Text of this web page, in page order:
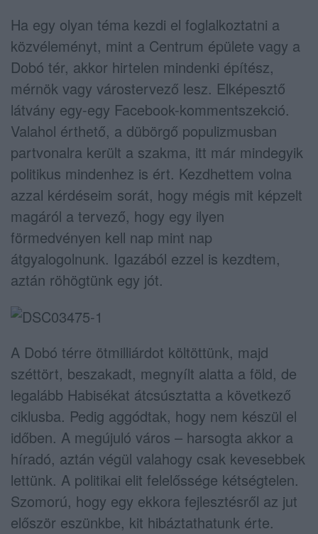
Ha egy olyan téma kezdi el foglalkoztatni a
közvéleményt, mint a Centrum épülete vagy a
Dobó tér, akkor hirtelen mindenki építész,
mérnök vagy várostervező lesz. Elképesztő
látvány egy-egy Facebook-kommentszekció.
Valahol érthető, a dübörgő populizmusban
partvonalra került a szakma, itt már mindegyik
politikus mindenhez is ért. Kezdhettem volna
azzal kérdéseim sorát, hogy mégis mit képzelt
magáról a tervező, hogy egy ilyen
förmedvényen kell nap mint nap
átgyalogolnunk. Igazából ezzel is kezdtem,
aztán röhögtünk egy jót.
A Dobó térre ötmilliárdot költöttünk, majd
széttört, beszakadt, megnyílt alatta a föld, de
legalább Habisékat átcsúsztatta a következő
ciklusba. Pedig aggódtak, hogy nem készül el
időben. A megújuló város – harsogta akkor a
híradó, aztán végül valahogy csak kevesebbek
lettünk. A politikai elit felelőssége kétségtelen.
Szomorú, hogy egy ekkora fejlesztésről az jut
először eszünkbe, kit hibáztathatunk érte.